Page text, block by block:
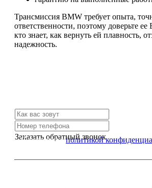
Трансмиссия BMW требует опыта,
ответственности, поэтому доверьте
кто знает, как вернуть ей плавность,
надежность.
Заказать обратный звонок
Я согласен сполитикой